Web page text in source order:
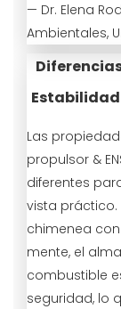
— Dr. Elena
Ambientales,
Las
propulsor &
diferentes
vista práctico.
chimenea con
mente, el
combustible
seguridad, lo